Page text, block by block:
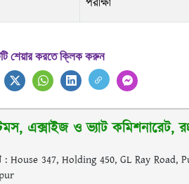
শেয়ার করতে ক্লিক করুন
এক্সাইজ ও ভ্যাট কমিশনারেট,
: House 347, Holding 450, GL Ray Road,